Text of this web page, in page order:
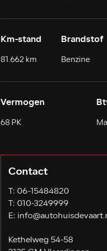
Km-stand
81.662 km
Brandstof
Benzine
Vermogen
68 PK
Contact
T: 06-15484820
T: 010-3249999
E:
Kethelweg 54-58